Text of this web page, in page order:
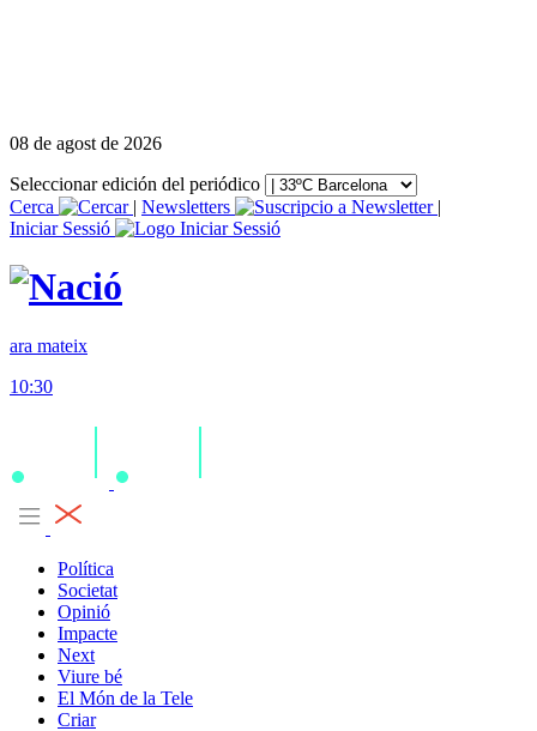
08 de agost de 2026
Seleccionar edición del periódico
Cerca
| Newsletters
|
Iniciar Sessió
ara mateix
10:30
Política
Societat
Opinió
Impacte
Next
Viure bé
El Món de la Tele
Criar